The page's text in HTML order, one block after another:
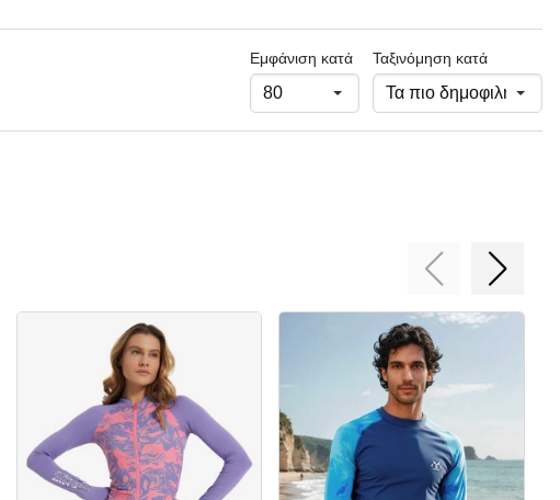
Εμφάνιση κατά Ταξινόμηση κατά